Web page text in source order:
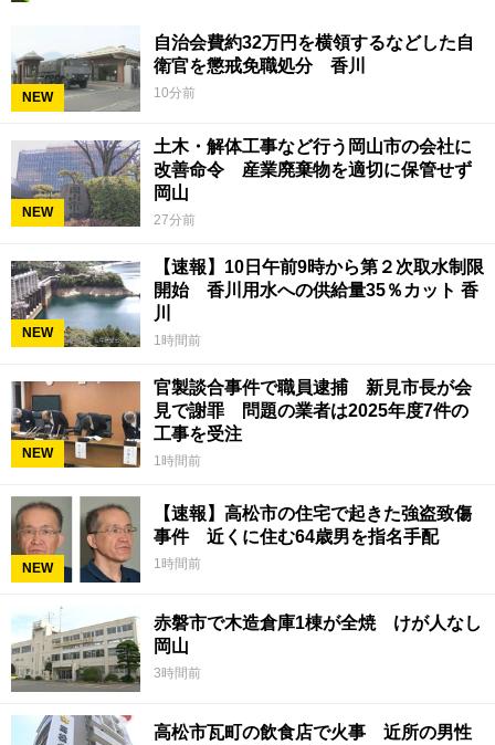
NEW
自治会費約32万円を横領するなどした自
衛官を懲戒免職処分 香川
10分前
NEW
土木・解体工事など行う岡山市の会社に
改善命令 産業廃棄物を適切に保管せず
岡山
27分前
NEW
【速報】10日午前9時から第２次取水制限
開始 香川用水への供給量35％カット 香
川
1時間前
NEW
官製談合事件で職員逮捕 新見市長が会
見で謝罪 問題の業者は2025年度7件の
工事を受注
1時間前
NEW
【速報】高松市の住宅で起きた強盗致傷
事件 近くに住む64歳男を指名手配
1時間前
赤磐市で木造倉庫1棟が全焼 けが人なし
岡山
3時間前
高松市瓦町の飲食店で火事 近所の男性